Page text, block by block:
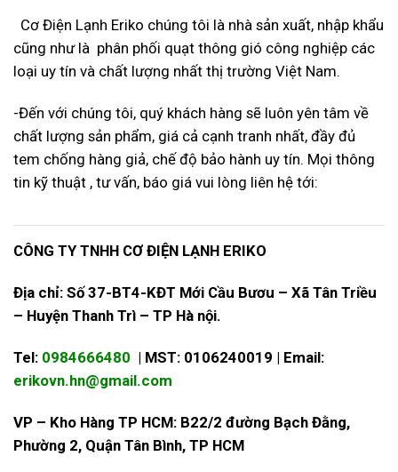
Cơ Điện Lạnh Eriko chúng tôi là nhà sản xuất, nhập khẩu
cũng như là phân phối quạt thông gió công nghiệp các
loại uy tín và chất lượng nhất thị trường Việt Nam.
-Đến với chúng tôi, quý khách hàng sẽ luôn yên tâm về
chất lượng sản phẩm, giá cả cạnh tranh nhất, đầy đủ
tem chống hàng giả, chế độ bảo hành uy tín. Mọi thông
tin kỹ thuật , tư vấn, báo giá vui lòng liên hệ tới:
CÔNG TY TNHH CƠ ĐIỆN LẠNH ERIKO
Địa chỉ: Số 37-BT4-KĐT Mới Cầu Bươu – Xã Tân Triều
– Huyện Thanh Trì – TP Hà nội.
Tel: 0984666480 | MST: 0106240019 | Email:
erikovn.hn@gmail.com
VP – Kho Hàng TP HCM: B22/2 đường Bạch Đằng,
Phường 2, Quận Tân Bình, TP HCM